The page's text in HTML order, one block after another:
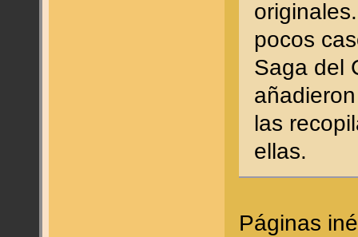
pocos
Saga del
las
ellas.
Páginas